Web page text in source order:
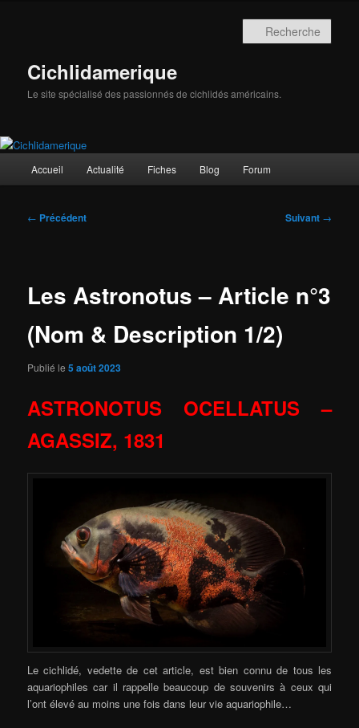
Cichlidamerique
Le site spécialisé des passionnés de cichlidés américains.
principal
Accueil Actualité Fiches Blog Forum
Navigation
← Précédent Suivant →
Les Astronotus – Article n°3
(Nom & Description 1/2)
Publié le5 août 2023
ASTRONOTUS OCELLATUS –
AGASSIZ, 1831
Le cichlidé, vedette de cet article, est bien connu de tous les
aquariophiles car il rappelle beaucoup de souvenirs à ceux qui
l’ont élevé au moins une fois dans leur vie aquariophile…